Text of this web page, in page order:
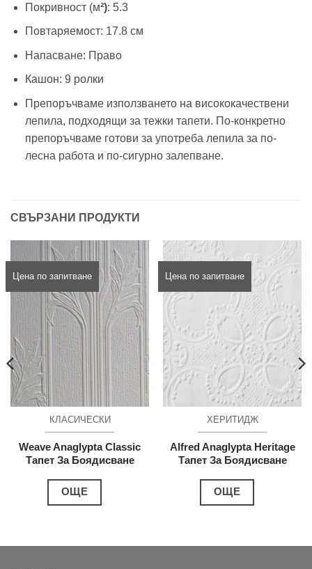
Покривност (м²): 5.3
Повтаряемост: 17.8 см
Напасване: Право
Кашон: 9 ролки
Препоръчваме използването на висококачествени
лепила, подходящи за тежки тапети. По-конкретно
препоръчваме готови за употреба лепила за по-
лесна работа и по-сигурно залепване.
СВЪРЗАНИ ПРОДУКТИ
Цена по запитване
КЛАСИЧЕСКИ
Weave Anaglypta Classic
Тапет За Боядисване
ОЩЕ
Цена по запитване
ХЕРИТИДЖ
Alfred Anaglypta Heritage
Тапет За Боядисване
ОЩЕ